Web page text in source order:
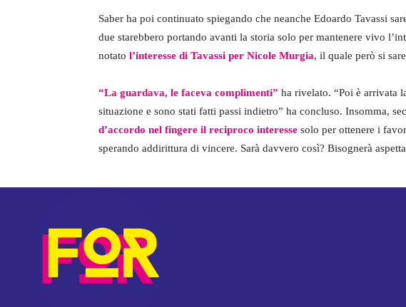
Saber ha poi continuato spiegando che neanche Edoardo Tavassi
due starebbero portando avanti la storia solo per mantenere vivo
notato l’interesse di Tavassi per Nicole Murgia, il quale però si
“La guardava, le faceva complimenti” ha rivelato. “Poi è arrivata
situazione e sono stati fatti passi indietro” ha concluso. Insomma,
d’accordo nel fingere il reciproco interesse solo per ottenere i
sperando addirittura di vincere. Sarà davvero così? Bisognerà